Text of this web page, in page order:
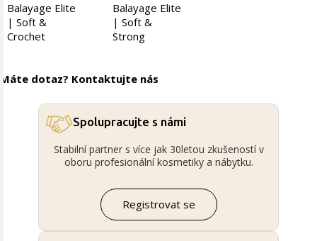
Balayage Elite
| Soft &
Crochet
Balayage Elite
| Soft &
Strong
Máte dotaz? Kontaktujte nás
Spolupracujte s námi
Stabilní partner s více jak 30letou zkušeností v
oboru profesionální kosmetiky a nábytku.
Registrovat se